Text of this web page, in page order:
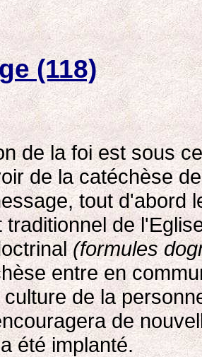
(118)
de la foi est sous
de la catéchèse
tout d'abord
traditionnel de
(formules
entre en
de la
de
été implanté.